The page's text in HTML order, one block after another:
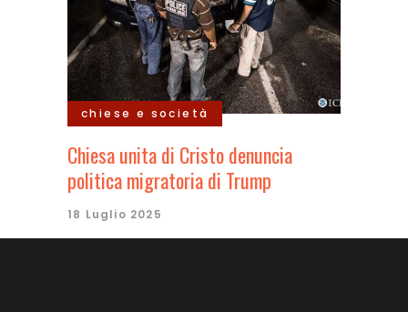
chiese e società
Chiesa unita di Cristo denuncia
politica migratoria di Trump
18 Luglio 2025